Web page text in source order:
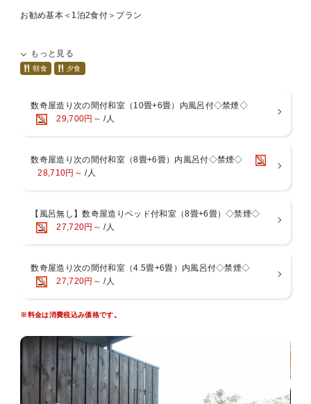
お勧め基本＜1泊2食付＞プラン
適な旅館として掲載された
【割烹旅館わか松】その姉妹館【
■お食事－お部屋または個室食事処－
相模湾で捕れた「海の幸」や旬の食材から器に至るまで、細部にまで
場合がございます。
※当館は基本お部屋食になりますが、４名様以上の場合は夕朝食共に
■温泉－男女入替制－[15:00～翌9：30]
52.2度の絶えず湧き出ております自家源泉。湯河原の湯は「薬師の
お愉しみいただけます。
【桧風呂】【石風呂】【露天風呂】
当館は全室「数寄屋造り」の和室で次の間付きで広々としておりま
多くの客室の天井で主に茶室に用いられる、杉や檜を網代に編んで張
った「網代天井」造りをご覧いただけます。
■アクセス・立地
電車・・・JR湯河原駅下車バス・タクシーで約５分
もっと見る
朝食 夕食
数奇屋造り次の間付和室（10畳+6畳）内風呂付◇禁煙◇
29,700円～ /人
数奇屋造り次の間付和室（8畳+6畳）内風呂付◇禁煙◇
28,710円～ /人
【風呂無し】数奇屋造りベッド付和室（8畳+6畳）◇禁煙◇
27,720円～ /人
数奇屋造り次の間付和室（4.5畳+6畳）内風呂付◇禁煙◇
27,720円～ /人
※料金は消費税込み価格です。